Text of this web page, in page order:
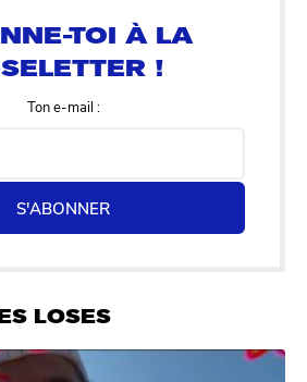
Ton e-mail :
S'ABONNER
LOSES